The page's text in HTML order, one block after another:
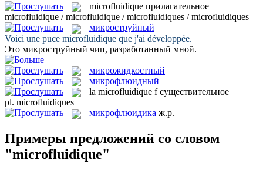
microfluidique прилагательное
microfluidique / microfluidique / microfluidiques / microfluidiques
микроструйный
Voici une puce microfluidique que j'ai développée.
Это микроструйный чип, разработанный мной.
микрожидкостный
микрофлюидный
la microfluidique f существительное
pl. microfluidiques
микрофлюидика ж.р.
Примеры предложений со словом
"microfluidique"